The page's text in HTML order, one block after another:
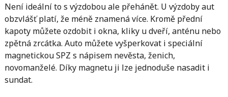
Není ideální to s výzdobou ale přehánět. U výzdoby aut
obzvlášť platí, že méně znamená více. Kromě přední
kapoty můžete ozdobit i okna, kliky u dveří, anténu nebo
zpětná zrcátka. Auto můžete vyšperkovat i speciální
magnetickou SPZ s nápisem nevěsta, ženich,
novomanželé. Díky magnetu ji lze jednoduše nasadit i
sundat.